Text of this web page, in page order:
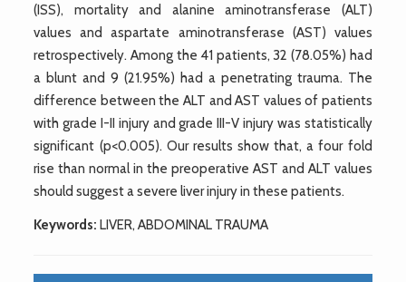
(ISS), mortality and alanine aminotransferase (ALT)
values and aspartate aminotransferase (AST) values
retrospectively. Among the 41 patients, 32 (78.05%) had
a blunt and 9 (21.95%) had a penetrating trauma. The
difference between the ALT and AST values of patients
with grade I-II injury and grade III-V injury was statistically
significant (p<0.005). Our results show that, a four fold
rise than normal in the preoperative AST and ALT values
should suggest a severe liver injury in these patients.
Keywords: LIVER, ABDOMINAL TRAUMA